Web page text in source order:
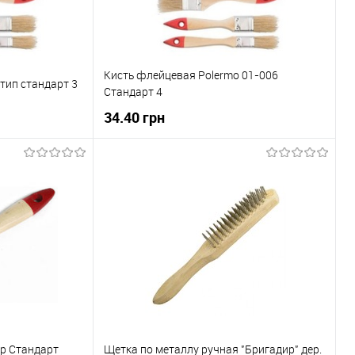
стандарт 3
До порівняння
В наявності
Кисть флейцевая Polermo 01-006
Стандарт 4
34.40 грн
До порівняння
В наявності
Стандарт Щетка по металлу ручная "Бригадир" дер.